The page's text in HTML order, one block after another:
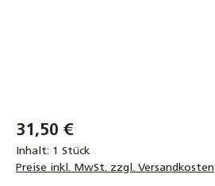
31,50 €
Inhalt: 1 Stück
Preise inkl. MwSt. zzgl. Versandkosten